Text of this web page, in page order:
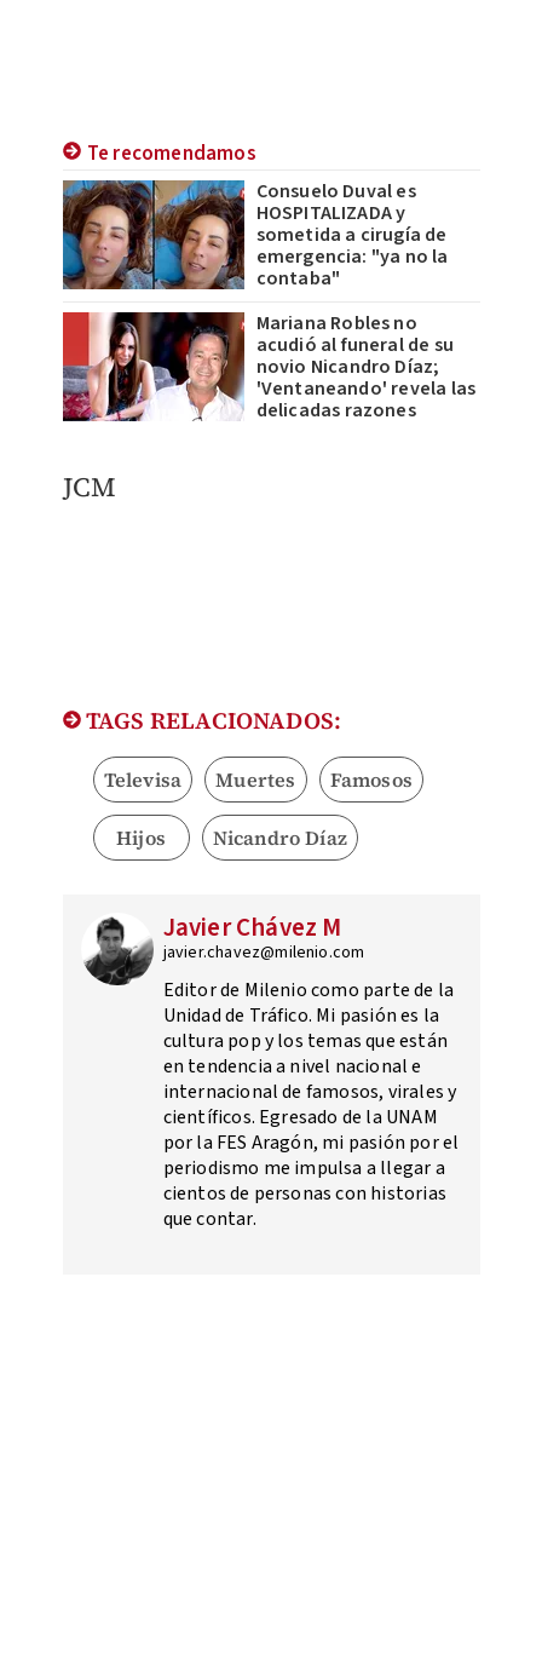
Te recomendamos
Consuelo Duval es
HOSPITALIZADA y
sometida a cirugía de
emergencia: "ya no la
contaba"
Mariana Robles no
acudió al funeral de su
novio Nicandro Díaz;
'Ventaneando' revela las
delicadas razones
JCM
TAGS RELACIONADOS:
Televisa Muertes Famosos
Hijos Nicandro Díaz
Javier Chávez M
javier.chavez@milenio.com
Editor de Milenio como parte de la
Unidad de Tráfico. Mi pasión es la
cultura pop y los temas que están
en tendencia a nivel nacional e
internacional de famosos, virales y
científicos. Egresado de la UNAM
por la FES Aragón, mi pasión por el
periodismo me impulsa a llegar a
cientos de personas con historias
que contar.